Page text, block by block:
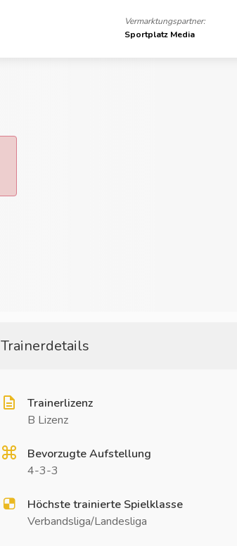
Vermarktungspartner:
Sportplatz Media
Trainerdetails
Trainerlizenz
B Lizenz
Bevorzugte Aufstellung
4-3-3
Höchste trainierte Spielklasse
Verbandsliga/Landesliga